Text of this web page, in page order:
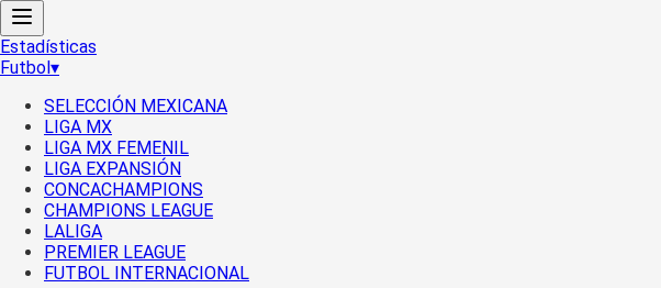
Estadísticas
Futbol▾
SELECCIÓN MEXICANA
LIGA MX
LIGA MX FEMENIL
LIGA EXPANSIÓN
CONCACHAMPIONS
CHAMPIONS LEAGUE
LALIGA
PREMIER LEAGUE
FUTBOL INTERNACIONAL